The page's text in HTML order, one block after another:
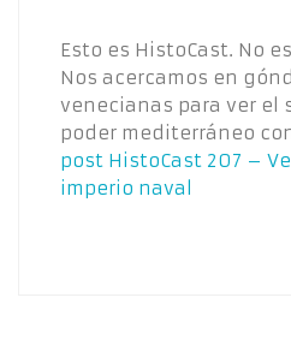
Esto es HistoCast. No
Nos acercamos en
venecianas para ver el
poder mediterráneo
post HistoCast 207 –
imperio naval